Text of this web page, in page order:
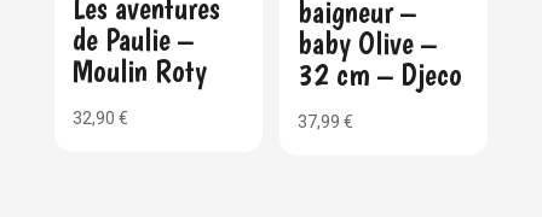
Les aventures
de Paulie –
Moulin Roty
32,90 €
baigneur –
baby Olive –
32 cm – Djeco
37,99€